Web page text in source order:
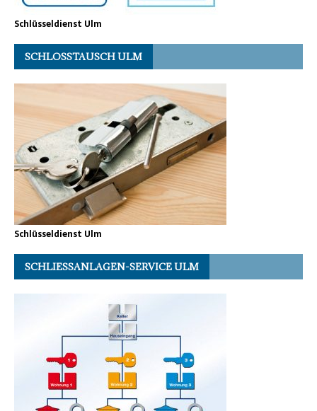
Schlüsseldienst Ulm
SCHLOSSTAUSCH ULM
Schlüsseldienst Ulm
SCHLIESSANLAGEN-SERVICE ULM